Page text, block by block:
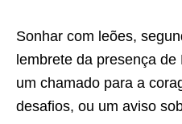
Sonhar com leões,
lembrete da presença
um chamado para a
desafios, ou um aviso